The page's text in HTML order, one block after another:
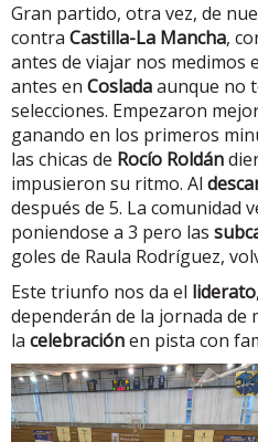
Gran partido, otra vez, de
contra Castilla-La Mancha,
antes de viajar nos medimos
antes en Cosladaaunque no
selecciones. Empezaron
ganando en los primeros
las chicas de Rocío Roldán
impusieron su ritmo. Al
después de 5. La comunidad
poniendose a 3 pero las
goles de Raula Rodríguez,
Este triunfo nos da el liderato
dependerán de la jornada de
la celebraciónen pista con